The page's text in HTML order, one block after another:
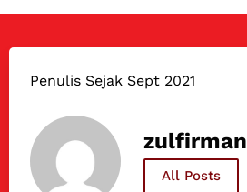
Penulis Sejak Sept 2021
zulfirman
All Posts